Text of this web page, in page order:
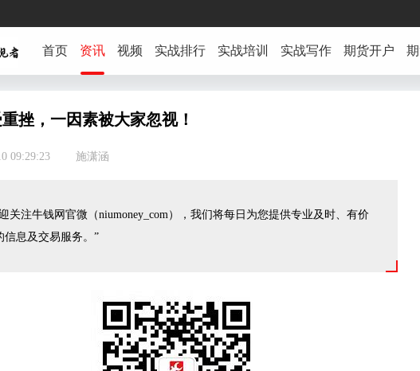
首页 资讯 视频 实战排行 实战培训 实战写作 期货开户
挫，一因素被大家忽视！
10 09:29:23 施潇涵
关注牛钱网官微（niumoney_com），我们将每日为您提供专业及时、有价
信息及交易服务。”